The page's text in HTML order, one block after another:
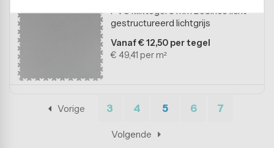
PVC kliktegel 5 mm BoSinco licht
gestructureerd lichtgrijs
Vanaf € 12,50 per tegel
€ 49,41 per m²
Vorige 3 4 5 6 7
Volgende